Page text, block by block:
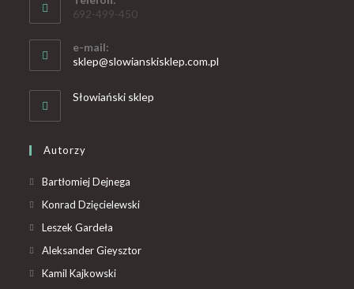
692-499-450
e-mail:
sklep@slowianskisklep.com.pl
Słowiański sklep
Autorzy
Bartłomiej Dejnega
Konrad Dzięcielewski
Leszek Gardeła
Aleksander Gieysztor
Kamil Kajkowski